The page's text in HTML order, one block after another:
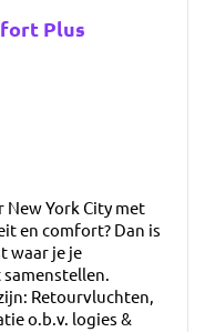
Plus
New York City met
en comfort? Dan is
waar je je
Retourvluchten,
o.b.v. logies &